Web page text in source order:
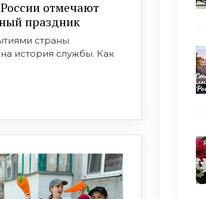
отмечают
праздник
страны
история службы. Как